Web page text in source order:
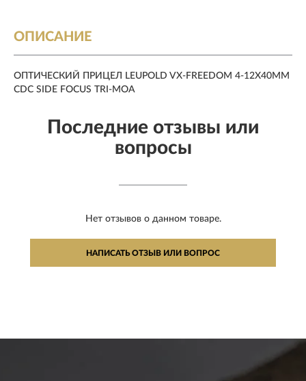
ОПИСАНИЕ
ОПТИЧЕСКИЙ ПРИЦЕЛ LEUPOLD VX-FREEDOM 4-12X40MM
CDC SIDE FOCUS TRI-MOA
Последние отзывы или
вопросы
Нет отзывов о данном товаре.
НАПИСАТЬ ОТЗЫВ ИЛИ ВОПРОС